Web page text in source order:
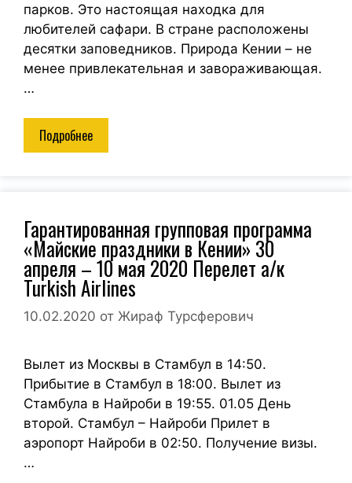
парков. Это настоящая находка для
любителей сафари. В стране расположены
десятки заповедников. Природа Кении – не
менее привлекательная и завораживающая.
…
Подробнее
Гарантированная групповая программа
«Майские праздники в Кении» 30
апреля – 10 мая 2020 Перелет а/к
Turkish Airlines
10.02.2020 от Жираф Турсферович
Вылет из Москвы в Стамбул в 14:50.
Прибытие в Стамбул в 18:00. Вылет из
Стамбула в Найроби в 19:55. 01.05 День
второй. Стамбул – Найроби Прилет в
аэропорт Найроби в 02:50. Получение визы.
…